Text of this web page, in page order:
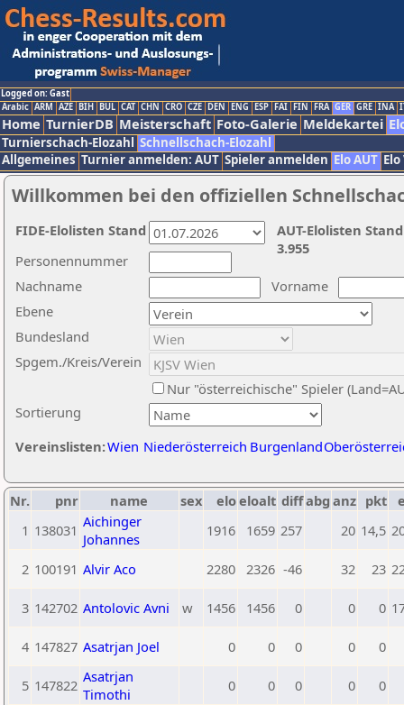
Logged on: Gast
Arabic ARM AZE BIH BUL CAT CHN CRO CZE DEN ENG ESP FAI FIN FRA GER GRE INA
Home TurnierDB Meisterschaft Foto-Galerie Meldekartei
Turnierschach-Elozahl Schnellschach-Elozahl
Allgemeines Turnier anmelden: AUT Spieler anmelden Elo AUT
Willkommen bei den offiziellen
Nachname
Vorname
Ebene
Sortierung
Personennummer
Bundesland
Spgem./Kreis/Verein
Nur "österreichische" Spieler
Vereinslisten:Wien Niederösterreich Burgenland
AUT-Elolisten
3.955
FIDE-Elolisten Stand
Nr. pnr name sex eloeloalt diffabg anz pkt
1 138031 Aichinger
Johannes
1916 1659 257 20 14,5
2 100191 Alvir Aco 2280 2326 -46 32 23
3 142702 Antolovic Avni w 1456 1456 0 0 0
4 147827 Asatrjan Joel 0 0 0 0 0
5 147822 Asatrjan
Timothi
0 0 0 0 0